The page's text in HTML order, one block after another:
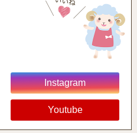
Instagram
Youtube